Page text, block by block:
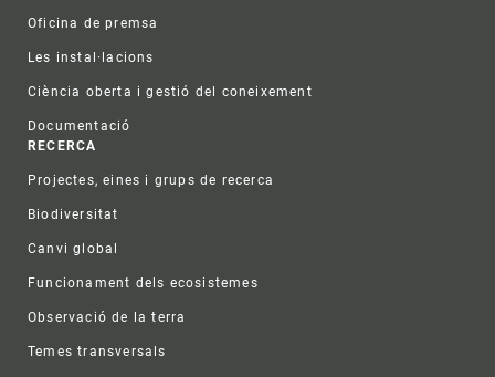
Oficina de premsa
Les instal·lacions
Ciència oberta i gestió del coneixement
Documentació
RECERCA
Projectes, eines i grups de recerca
Biodiversitat
Canvi global
Funcionament dels ecosistemes
Observació de la terra
Temes transversals